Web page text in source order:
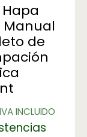
Manual
de
IVA INCLUIDO